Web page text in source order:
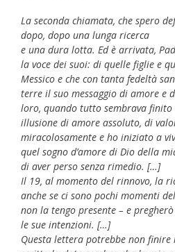
La seconda chiamata, che spero
dopo, dopo una lunga ricerca
e una dura lotta. Ed è arrivata,
la voce dei suoi: di quelle figlie e
Messico e che con tanta fedeltà
terre il suo messaggio di amore e
loro, quando tutto sembrava finito
illusione di amore assoluto, di
miracolosamente e ho iniziato a
quel sogno d’amore di Dio della
di aver perso senza rimedio. […]
Il 19, al momento del rinnovo, la
anche se ci sono pochi momenti
non la tengo presente – e
le sue intenzioni. […]
Questa lettera potrebbe non finire